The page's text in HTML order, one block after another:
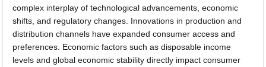
complex interplay of technological advancements, economic
shifts, and regulatory changes. Innovations in production and
distribution channels have expanded consumer access and
preferences. Economic factors such as disposable income
levels and global economic stability directly impact consumer